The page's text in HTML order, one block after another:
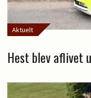
Aktuelt
Hest blev aflivet